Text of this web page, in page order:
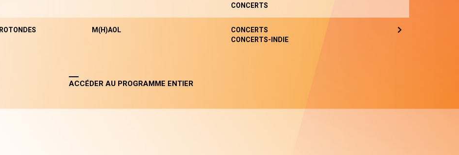
CONCERTS
ROTONDES M(H)AOL
CONCERTS
CONCERTS-INDIE
ACCÉDER AU PROGRAMME ENTIER